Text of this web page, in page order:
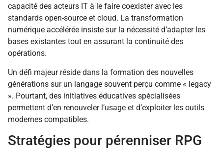
capacité des acteurs IT à le faire coexister avec les
standards open-source et cloud. La transformation
numérique accélérée insiste sur la nécessité d’adapter les
bases existantes tout en assurant la continuité des
opérations.
Un défi majeur réside dans la formation des nouvelles
générations sur un langage souvent perçu comme « legacy
». Pourtant, des initiatives éducatives spécialisées
permettent d’en renouveler l’usage et d’exploiter les outils
modernes compatibles.
Stratégies pour pérenniser RPG